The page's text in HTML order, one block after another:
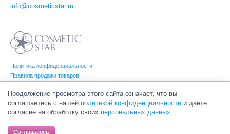
Политика конфиденциальности
Правила продажи товаров
info@cosmeticstar.ru
(Косметик Стар). Все права на товарные знаки принадлежат их законным
Продолжение просмотра этого сайта означает, что вы
соглашаетесь с нашей политикой конфиденциальности и даете
согласие на обработку своих персональных данных.
Соглашаюсь